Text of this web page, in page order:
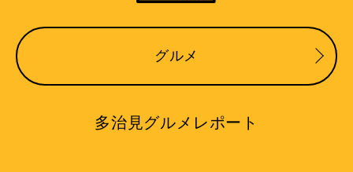
グルメ
多治見グルメレポート